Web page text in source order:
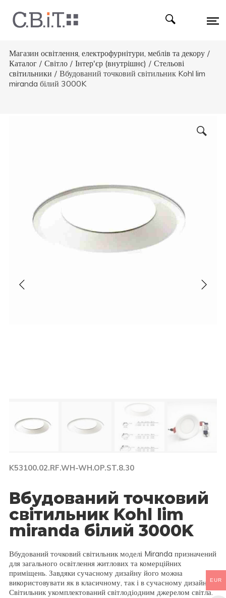
Магазин освітлення, електрофурнітури, меблів та декору /
Каталог / Світло / Інтер'єр (внутрішнє) / Стельові
світильники / Вбудований точковий світильник Kohl lim
miranda білий 3000K
K53100.02.RF.WH-WH.OP.ST.8.30
Вбудований точковий
світильник Kohl lim
miranda білий 3000K
Вбудований точковий світильник моделі Miranda призначений
для загального освітлення житлових та комерційних
приміщень. Завдяки сучасному дизайну його можна
використовувати як в класичному, так і в сучасному дизайні.
Світильник укомплектований світлодіодним джерелом світла.
EUR